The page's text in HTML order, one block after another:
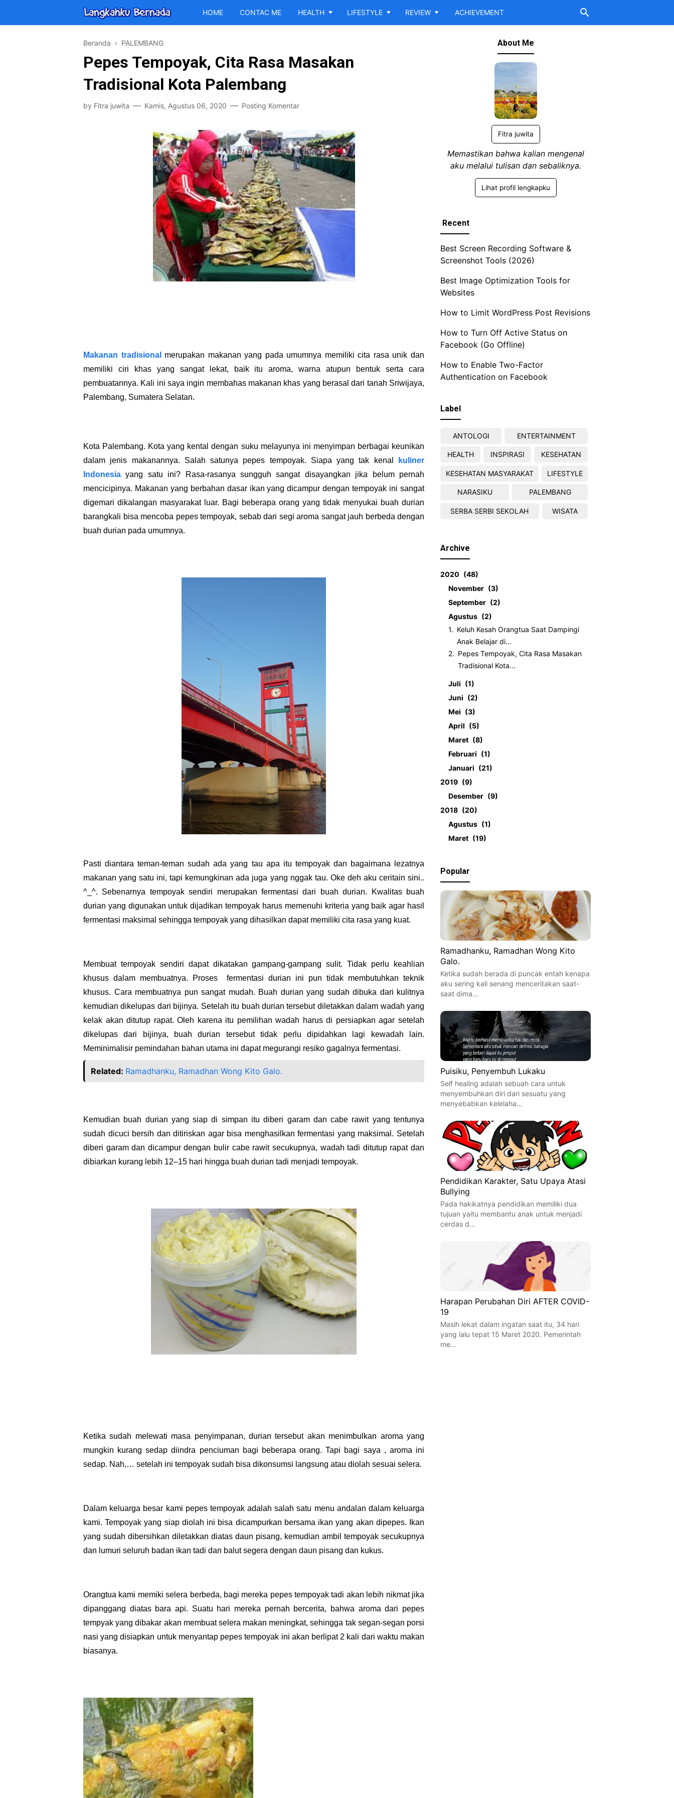
HOME CONTAC ME HEALTH LIFESTYLE REVIEW ACHIEVEMENT
Beranda › PALEMBANG
Pepes Tempoyak, Cita Rasa Masakan
Tradisional Kota Palembang
by Fitra juwita Kamis, Agustus 06, 2020 Posting Komentar
Makanan tradisional
merupakan makanan yang pada umumnya memiliki cita rasa unik dan
memiliki ciri khas yang sangat lekat, baik itu aroma, warna atupun bentuk serta cara
pembuatannya. Kali ini saya ingin membahas makanan khas yang berasal dari tanah Sriwijaya,
Palembang, Sumatera Selatan.
Kota Palembang. Kota yang kental dengan suku melayunya ini menyimpan berbagai keunikan
dalam jenis makanannya. Salah satunya pepes tempoyak. Siapa yang tak kenal
kuliner
Indonesia yang satu ini? Rasa-rasanya sungguh sangat disayangkan jika belum pernah
mencicipinya. Makanan yang berbahan dasar ikan yang dicampur dengan tempoyak ini sangat
digemari dikalangan masyarakat luar. Bagi beberapa orang yang tidak menyukai buah durian
barangkali bisa mencoba pepes tempoyak, sebab dari segi aroma sangat jauh berbeda dengan
buah durian pada umumnya.
Pasti diantara teman-teman sudah ada yang tau apa itu tempoyak dan bagaimana lezatnya
makanan yang satu ini, tapi kemungkinan ada juga yang nggak tau. Oke deh aku ceritain sini..
^_^. Sebenarnya tempoyak sendiri merupakan fermentasi dari buah durian. Kwalitas buah
durian yang digunakan untuk dijadikan tempoyak harus memenuhi kriteria yang baik agar hasil
fermentasi maksimal sehingga tempoyak yang dihasilkan dapat memiliki cita rasa yang kuat.
Membuat tempoyak sendiri dapat dikatakan gampang-gampang sulit. Tidak perlu keahlian
khusus dalam membuatnya. Proses
fermentasi durian ini pun tidak membutuhkan teknik
khusus. Cara membuatnya pun sangat mudah. Buah durian yang sudah dibuka dari kulitnya
kemudian dikelupas dari bijinya. Setelah itu buah durian tersebut diletakkan dalam wadah yang
kelak akan ditutup rapat. Oleh karena itu pemilihan wadah harus di persiapkan agar setelah
dikelupas dari bijinya, buah durian tersebut tidak perlu dipidahkan lagi kewadah lain.
Meminimalisir pemindahan bahan utama ini dapat megurangi resiko gagalnya fermentasi.
Related: Ramadhanku, Ramadhan Wong Kito Galo.
Kemudian buah durian yang siap di simpan itu diberi garam dan cabe rawit yang tentunya
sudah dicuci bersih dan ditiriskan agar bisa menghasilkan fermentasi yang maksimal. Setelah
diberi garam dan dicampur dengan bulir cabe rawit secukupnya, wadah tadi ditutup rapat dan
dibiarkan kurang lebih 12–15 hari hingga buah durian tadi menjadi tempoyak.
Ketika sudah melewati masa penyimpanan, durian tersebut akan menimbulkan aroma yang
mungkin kurang sedap diindra penciuman bagi beberapa orang. Tapi bagi saya , aroma ini
sedap. Nah,… setelah ini tempoyak sudah bisa dikonsumsi langsung atau diolah sesuai selera.
Dalam keluarga besar kami pepes tempoyak adalah salah satu menu andalan dalam keluarga
kami. Tempoyak yang siap diolah ini bisa dicampurkan bersama ikan yang akan dipepes. Ikan
yang sudah dibersihkan diletakkan diatas daun pisang, kemudian ambil tempoyak secukupnya
dan lumuri seluruh badan ikan tadi dan balut segera dengan daun pisang dan kukus.
Orangtua kami memiki selera berbeda, bagi mereka pepes tempoyak tadi akan lebih nikmat jika
dipanggang diatas bara api. Suatu hari mereka pernah bercerita, bahwa aroma dari pepes
tempyak yang dibakar akan membuat selera makan meningkat, sehingga tak segan-segan porsi
nasi yang disiapkan untuk menyantap pepes tempoyak ini akan berlipat 2 kali dari waktu makan
biasanya.
About Me
Fitra juwita
Memastikan bahwa kalian mengenal
aku melalui tulisan dan sebaliknya.
Lihat profil lengkapku
Recent
Best Screen Recording Software &
Screenshot Tools (2026)
Best Image Optimization Tools for
Websites
How to Limit WordPress Post Revisions
How to Turn Off Active Status on
Facebook (Go Offline)
How to Enable Two-Factor
Authentication on Facebook
Label
ANTOLOGI ENTERTAINMENT
HEALTH INSPIRASI KESEHATAN
KESEHATAN MASYARAKAT LIFESTYLE
NARASIKU PALEMBANG
SERBA SERBI SEKOLAH WISATA
Archive
2020
48
November
3
September
2
Agustus
2
Keluh Kesah Orangtua Saat Dampingi
Anak Belajar di...
Pepes Tempoyak, Cita Rasa Masakan
Tradisional Kota...
Juli
1
Juni
2
Mei
3
April
5
Maret
8
Februari
1
Januari
21
2019
9
Desember
9
2018
20
Agustus
1
Maret
19
Popular
Ramadhanku, Ramadhan Wong Kito
Galo.
Ketika sudah berada di puncak entah kenapa
aku sering kali senang menceritakan saat-
saat dima…
Puisiku, Penyembuh Lukaku
Self healing adalah sebuah cara untuk
menyembuhkan diri dari sesuatu yang
menyebabkan kelelaha…
Pendidikan Karakter, Satu Upaya Atasi
Bullying
Pada hakikatnya pendidikan memiliki dua
tujuan yaitu membantu anak untuk menjadi
cerdas d…
Harapan Perubahan Diri AFTER COVID-
19
Masih lekat dalam ingatan saat itu, 34 hari
yang lalu tepat 15 Maret 2020. Pemerintah
me…